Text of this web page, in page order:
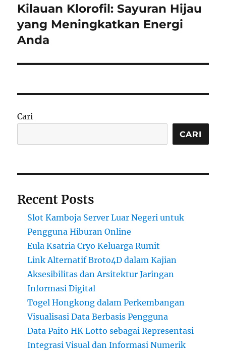
Next
post:
Kilauan Klorofil: Sayuran Hijau
yang Meningkatkan Energi
Anda
Cari
CARI
Recent Posts
Slot Kamboja Server Luar Negeri untuk
Pengguna Hiburan Online
Eula Ksatria Cryo Keluarga Rumit
Link Alternatif Broto4D dalam Kajian
Aksesibilitas dan Arsitektur Jaringan
Informasi Digital
Togel Hongkong dalam Perkembangan
Visualisasi Data Berbasis Pengguna
Data Paito HK Lotto sebagai Representasi
Integrasi Visual dan Informasi Numerik